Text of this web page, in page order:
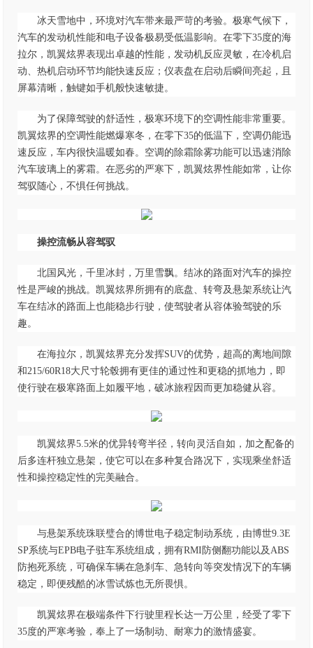
冰天雪地中，环境对汽车带来最严苛的考验。极寒气候下，
汽车的发动机性能和电子设备极易受低温影响。在零下35度的海
拉尔，凯翼炫界表现出卓越的性能，发动机反应灵敏，在冷机启
动、热机启动环节均能快速反应；仪表盘在启动后瞬间亮起，且
屏幕清晰，触键如手机般快速敏捷。
为了保障驾驶的舒适性，极寒环境下的空调性能非常重要。
凯翼炫界的空调性能燃爆寒冬，在零下35的低温下，空调仍能迅
速反应，车内很快温暖如春。空调的除霜除雾功能可以迅速消除
汽车玻璃上的雾霜。在恶劣的严寒下，凯翼炫界性能如常，让你
驾驭随心，不惧任何挑战。
操控流畅从容驾驭
北国风光，千里冰封，万里雪飘。结冰的路面对汽车的操控
性是严峻的挑战。凯翼炫界所拥有的底盘、转弯及悬架系统让汽
车在结冰的路面上也能稳步行驶，使驾驶者从容体验驾驶的乐
趣。
在海拉尔，凯翼炫界充分发挥SUV的优势，超高的离地间隙
和215/60R18大尺寸轮毂拥有更佳的通过性和更稳的抓地力，即
使行驶在极寒路面上如履平地，破冰旅程因而更加稳健从容。
凯翼炫界5.5米的优异转弯半径，转向灵活自如 ，加之 配备的
后多连杆独立悬架，使它可以在多种复合路况下，实现乘坐舒适
性和操控稳定性的完美融合。
与悬架系统珠联璧合的博世电子稳定制动系统，由博世9.3E
SP系统与EPB电子驻车系统组成 ，拥有RMI 防侧翻功能以及ABS
防抱死系统，可确保车辆在急刹车、急转向等突发情况下的车辆
稳定，即便残酷的冰雪试炼也无所畏惧。
凯翼炫界在极端条件下行驶里程长达一万公里，经受了零下
35度的严寒考验，奉上了一场制动、耐寒力的激情盛宴。